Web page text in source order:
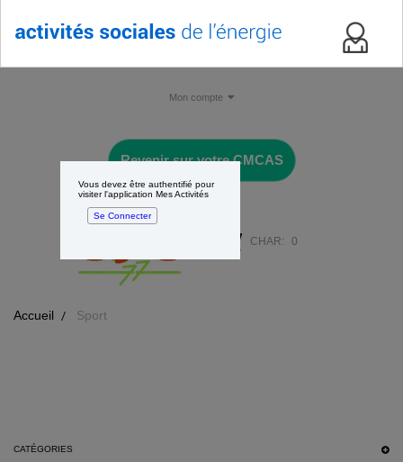
Vous devez être authentifié pour
visiter l'application Mes Activités
Se Connecter
Mon compte
Revenir sur votre CMCAS
CHAR: 0
Accueil Sport
CATÉGORIES